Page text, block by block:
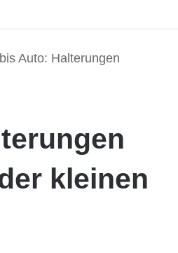
Auto: Halterungen
kleinen